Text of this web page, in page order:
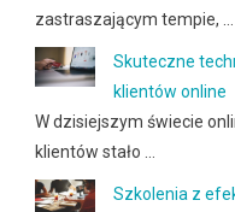
zastraszającym tempie, …
Skuteczne
klientów online
W dzisiejszym świecie
klientów stało …
Szkolenia z